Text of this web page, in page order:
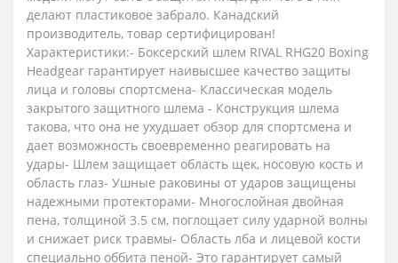
делают пластиковое забрало. Канадский
производитель, товар сертифицирован!
Характеристики:- Боксерский шлем RIVAL RHG20 Boxing
Headgear гарантирует наивысшее качество защиты
лица и головы спортсмена- Классическая модель
закрытого защитного шлема - Конструкция шлема
такова, что она не ухудшает обзор для спортсмена и
дает возможность своевременно реагировать на
удары- Шлем защищает область щек, носовую кость и
область глаз- Ушные раковины от ударов защищены
надежными протекторами- Многослойная двойная
пена, толщиной 3.5 см, поглощает силу ударной волны
и снижает риск травмы- Область лба и лицевой кости
специально оббита пеной- Это гарантирует самый